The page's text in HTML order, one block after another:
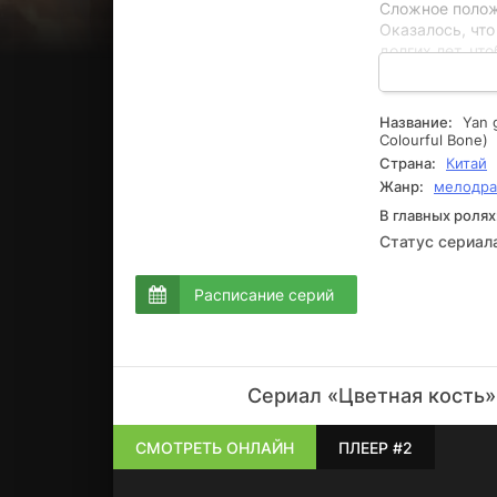
Расписание серий
Сложное
Оказалось,
долгих лет,
главой
подняться.
Он должен не
политику на
интересной
сериалов с
Название:
Yan
Colourful Bone)
Страна: Китай
Жанр:
В главных
Статус
Сериал «Цветная
СМОТРЕТЬ ОНЛАЙН ПЛЕЕР #2